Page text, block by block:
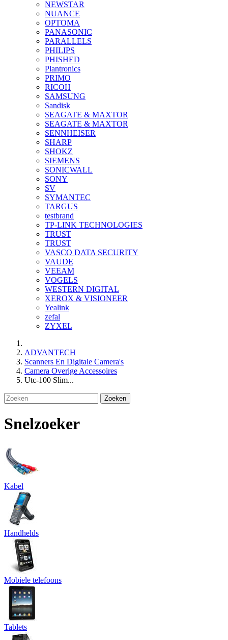
NEWSTAR
NUANCE
OPTOMA
PANASONIC
PARALLELS
PHILIPS
PHISHED
Plantronics
PRIMO
RICOH
SAMSUNG
Sandisk
SEAGATE & MAXTOR
SEAGATE & MAXTOR
SENNHEISER
SHARP
SHOKZ
SIEMENS
SONICWALL
SONY
SV
SYMANTEC
TARGUS
testbrand
TP-LINK TECHNOLOGIES
TRUST
TRUST
VASCO DATA SECURITY
VAUDE
VEEAM
VOGELS
WESTERN DIGITAL
XEROX & VISIONEER
Yealink
zefal
ZYXEL
ADVANTECH
Scanners En Digitale Camera's
Camera Overige Accessoires
Utc-100 Slim...
Zoeken
Snelzoeker
Kabel
Handhelds
Mobiele telefoons
Tablets